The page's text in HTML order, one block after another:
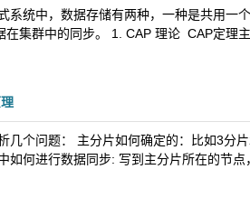
系统中，数据存储有两种，一种是共用一
在集群中的同步。 1. CAP 理论 ​ CAP定
几个问题： 主分片如何确定的：比如3分
如何进行数据同步: 写到主分片所在的节